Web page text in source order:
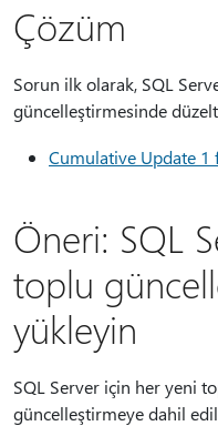
Çözüm
Sorun ilk olarak, SQL
güncelleştirmesinde
Cumulative Update 1
Öneri: SQL
toplu
yükleyin
SQL Server için her yeni
güncelleştirmeye dahil